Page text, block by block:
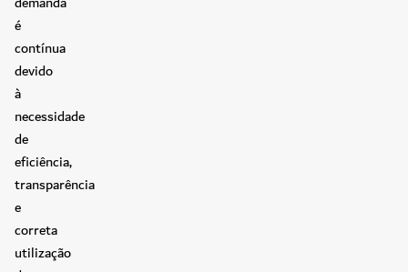
é
contínua
devido
à
necessidade
de
eficiência,
transparência
e
correta
utilização